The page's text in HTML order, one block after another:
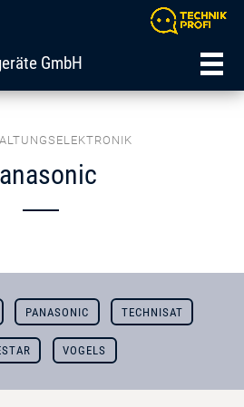
GmbH
PANASONIC TECHNISAT
VOGELS